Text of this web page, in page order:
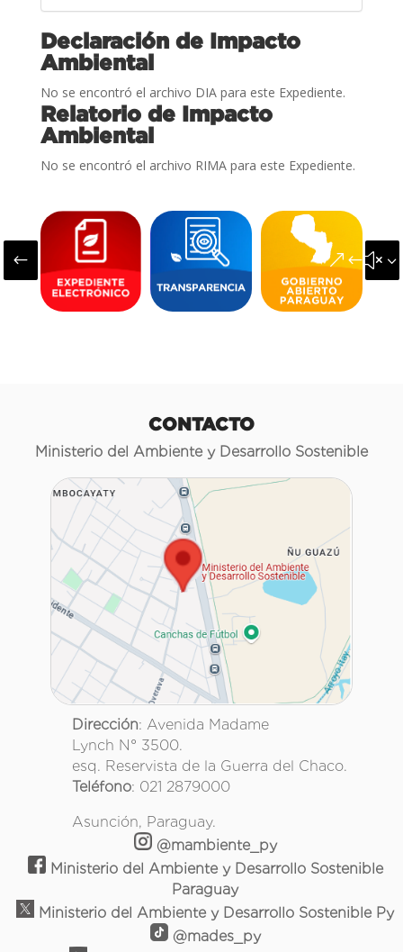
Declaración de Impacto
Ambiental
No se encontró el archivo DIA para este Expediente.
Relatorio de Impacto
Ambiental
No se encontró el archivo RIMA para este Expediente.
#
CONTACTO
Ministerio del Ambiente y Desarrollo Sostenible
Dirección: Avenida Madame
Lynch N° 3500.
esq. Reservista de la Guerra del Chaco.
Teléfono: 021 2879000
Asunción, Paraguay.
@mambiente_py
Ministerio del Ambiente y Desarrollo Sostenible
Paraguay
Ministerio del Ambiente y Desarrollo Sostenible Py
@mades_py